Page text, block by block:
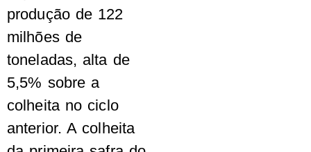
produção de 122
milhões de
toneladas, alta de
5,5% sobre a
colheita no ciclo
anterior. A colheita